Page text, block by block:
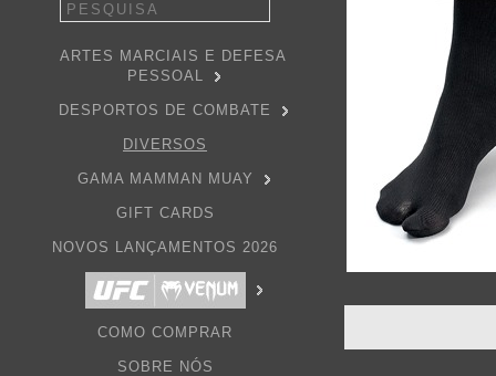
ARTES MARCIAIS E DEFESA
PESSOAL
DESPORTOS DE COMBATE
DIVERSOS
GAMA MAMMAN MUAY
GIFT CARDS
NOVOS LANÇAMENTOS 2026
COMO COMPRAR
SOBRE NÓS